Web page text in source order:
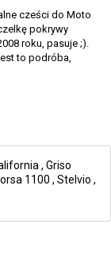
cześci do Moto
pokrywy
roku, pasuje ;).
to podróba,
, Griso
1100 , Stelvio ,